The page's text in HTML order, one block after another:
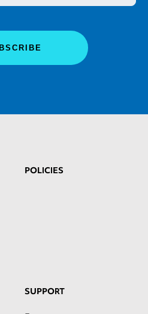
POLICIES
SUPPORT